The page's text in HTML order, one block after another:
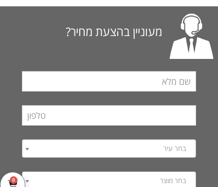
מעוניין בהצעת מחיר?
בחר עיר
בחר מוצר 0